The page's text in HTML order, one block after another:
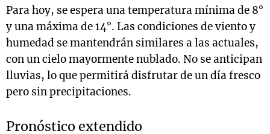
Para hoy, se espera una temperatura mínima de 8°
y una máxima de 14°. Las condiciones de viento y
humedad se mantendrán similares a las actuales,
con un cielo mayormente nublado. No se anticipan
lluvias, lo que permitirá disfrutar de un día fresco
pero sin precipitaciones.
Pronóstico extendido